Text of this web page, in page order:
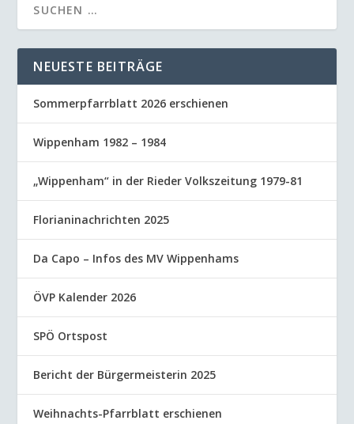
NEUESTE BEITRÄGE
Sommerpfarrblatt 2026 erschienen
Wippenham 1982 – 1984
„Wippenham“ in der Rieder Volkszeitung 1979-81
Florianinachrichten 2025
Da Capo – Infos des MV Wippenhams
ÖVP Kalender 2026
SPÖ Ortspost
Bericht der Bürgermeisterin 2025
Weihnachts-Pfarrblatt erschienen